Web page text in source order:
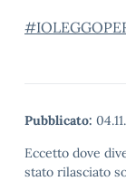
Pubblicato:
Eccetto dove
stato rilasciato